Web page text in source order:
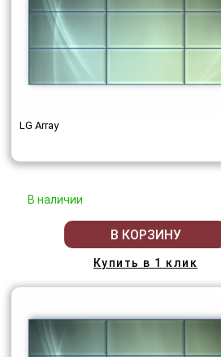
LG Array
В наличии
В КОРЗИНУ
Купить в 1 клик